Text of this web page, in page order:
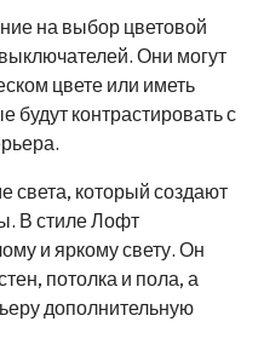
на выбор цветовой
Они могут
цвете или иметь
контрастировать с
света, который создают
В стиле Лофт
и яркому свету. Он
потолка и пола, а
дополнительную